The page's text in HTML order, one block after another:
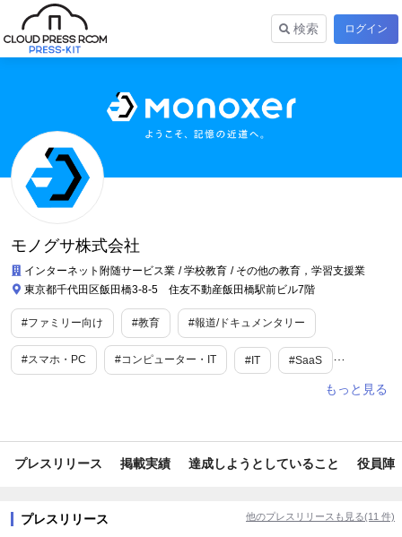
検索 ログイン
モノグサ株式会社
インターネット附随サービス業 学校教育
その他の教育，学習支援業
東京都千代田区飯田橋3-8-5 住友不動産飯田橋駅前ビル7階
#ファミリー向け #教育 #報道/ドキュメンタリー
#スマホ・PC #コンピューター・IT #IT #SaaS
#業界で人気
プレスリリース 掲載実績 達成しようとしていること 役員陣
プレスリリース 他のプレスリリースも見る(11 件)